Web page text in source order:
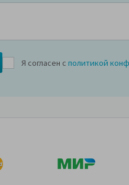
Я согласен с политикой